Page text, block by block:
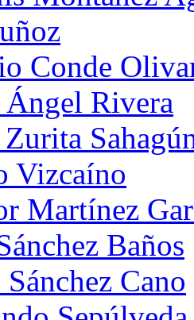
Conde
Rivera
Vizcaíno
Martínez
Baños
Cano